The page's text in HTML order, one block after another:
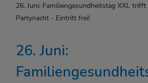
26. Juni: Familiengesundheitstag XXL
Partynacht - Eintritt frei!
26. Juni: